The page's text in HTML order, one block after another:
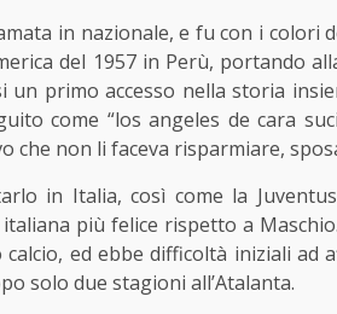
in nazionale, e fu con i colori
del 1957 in Perù, portando
un primo accesso nella storia
come “los angeles de cara
non li faceva risparmiare,
in Italia, così come la
più felice rispetto a
ed ebbe difficoltà iniziali ad
solo due stagioni all’Atalanta.